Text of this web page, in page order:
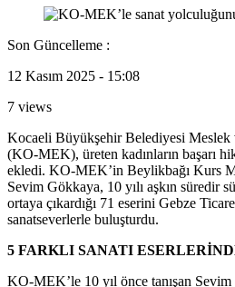
Son Güncelleme :
12 Kasım 2025 - 15:08
7 views
Kocaeli Büyükşehir Belediyesi Meslek
(KO-MEK), üreten kadınların başarı
ekledi. KO-MEK’in Beylikbağı Kurs
Sevim Gökkaya, 10 yılı aşkın süredir
ortaya çıkardığı 71 eserini Gebze
sanatseverlerle buluşturdu.
5 FARKLI SANATI
KO-MEK’le 10 yıl önce tanışan